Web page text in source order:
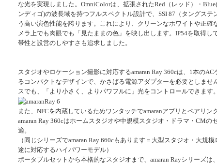
な光を実現しました。 OmniColorは、拡張されたRed（レッド）・ Blue(
ンディゴ)の波長域を持つフルスペクトル設計で、 SSI 87 （タングステ
う高い演色性能を誇ります。これにより、クリーンなホワイトや正確
メラ上でも肉眼でも「見たままの色」を映し出します。 IP54を取得し
帯性と設営のしやすさも追求しました。
スタジオやロケーション撮影に対応するamaran Ray 360cは、 1本のAC
るコンパクトなデザインで、かさばる電源アダプターを必要としませ
スでも、「より小さく、よりパワフルに」光をコントロールできます
また、 NFCを内蔵しているためワンタッチでamaranアプリとペアリン
amaran Ray 360cはホームスタジオや中規模スタジオ・ドラマ・ CMの
適。
（同じシリーズでamaran Ray 660cもあります＝ 大型スタジオ・大規
途に対応するハイパワーモデル）
ポータブルセットから本格的なスタジオまで、 amaran Rayシリーズは